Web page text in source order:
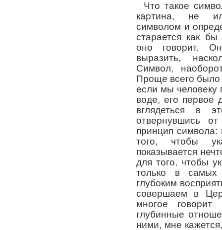
Что такое
картина, не
символом и
старается как
оно говорит.
выразить,
Символ,
Проще всего было
если мы человеку
воде, его первое
вглядеться в
отвернувшись
принцип символа:
того, чтобы
показывается
для того, чтобы
только в самых
глубоким
совершаем в
многое говорит
глубинные
ними, мне